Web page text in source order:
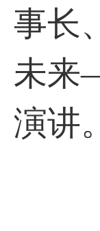
事长
未来
演讲。